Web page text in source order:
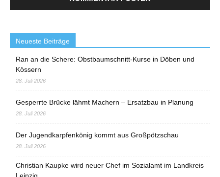
Neueste Beiträge
Ran an die Schere: Obstbaumschnitt-Kurse in Döben und
Kössern
28. Juli 2026
Gesperrte Brücke lähmt Machern – Ersatzbau in Planung
28. Juli 2026
Der Jugendkarpfenkönig kommt aus Großpötzschau
28. Juli 2026
Christian Kaupke wird neuer Chef im Sozialamt im Landkreis